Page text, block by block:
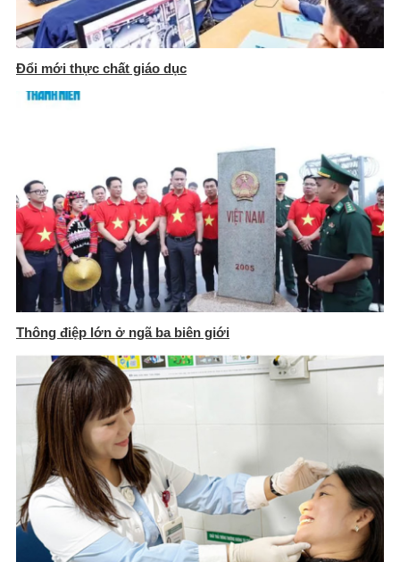
Đổi mới thực chất giáo dục
Thông điệp lớn ở ngã ba biên giới